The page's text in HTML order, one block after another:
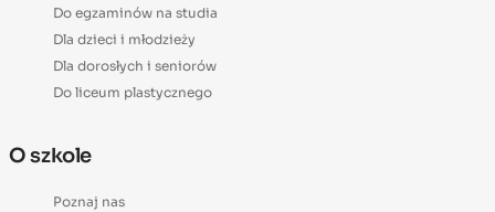
Do egzaminów na studia
Dla dzieci i młodzieży
Dla dorosłych i seniorów
Do liceum plastycznego
O szkole
Poznaj nas